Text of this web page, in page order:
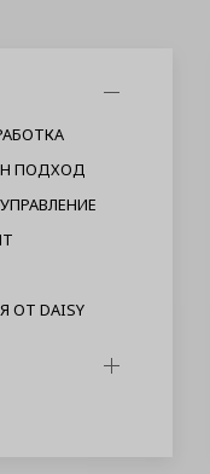
ПОДХОД
ОТ DAISY